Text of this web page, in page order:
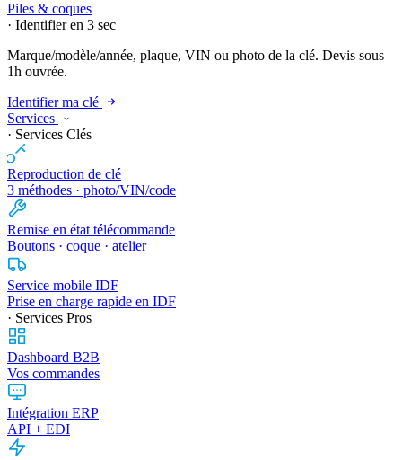
Piles & coques
· Identifier en 3 sec
Marque/modèle/année, plaque, VIN ou photo de la clé. Devis sous
1h ouvrée.
Identifier ma clé
Services
· Services Clés
Reproduction de clé
3 méthodes · photo/VIN/code
Remise en état télécommande
Boutons · coque · atelier
Service mobile IDF
Prise en charge rapide en IDF
· Services Pros
Dashboard B2B
Vos commandes
Intégration ERP
API + EDI